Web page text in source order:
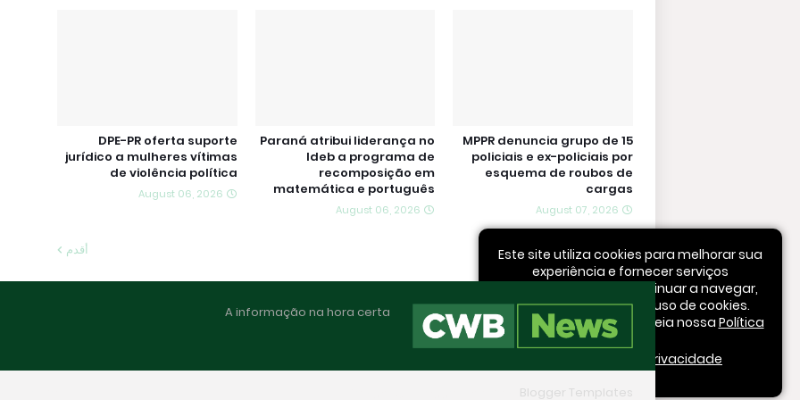
MPPR denuncia grupo de 15
policiais e ex-policiais por
esquema de roubos de
cargas
August 07, 2026
Paraná atribui liderança no
Ideb a programa de
recomposição em
matemática e português
August 06, 2026
DPE-PR oferta suporte
jurídico a mulheres vítimas
de violência política
August 06, 2026
أحدث أقدم
Este site utiliza cookies para melhorar sua
experiência e fornecer serviços
personalizados. Ao continuar a navegar,
você concorda com o uso de cookies.
Para mais informações, leia nossa Política
de Privacidade
A informação na hora certa
Blogger Templates